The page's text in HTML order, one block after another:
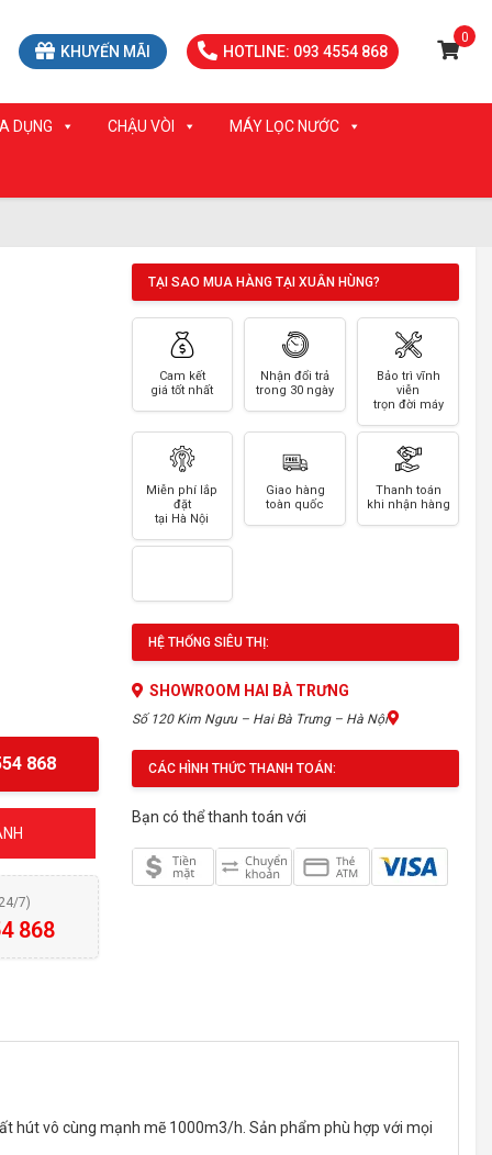
KHUYẾN MÃI HOTLINE: 093 4554 868
0
DỤNG CHẬU VÒI MÁY LỌC NƯỚC
868
7)
868
TẠI SAO MUA HÀNG TẠI XUÂN HÙNG?
Cam kết
giá tốt nhất
Nhận đổi trả
trong 30 ngày
Bảo trì vĩnh
viễn
trọn đời máy
Miễn phí lắp
đặt
tại Hà Nội
Giao hàng
toàn quốc
Thanh toán
khi nhận hàng
HỆ THỐNG SIÊU THỊ:
SHOWROOM HAI BÀ TRƯNG
Số 120 Kim Ngưu – Hai Bà Trưng – Hà Nội
CÁC HÌNH THỨC THANH TOÁN:
Bạn có thể thanh toán với
hút vô cùng mạnh mẽ 1000m3/h. Sản phẩm phù hợp với mọi